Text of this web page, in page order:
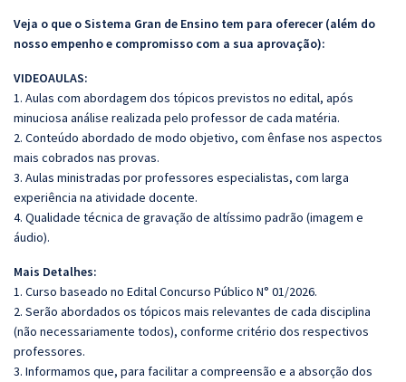
Veja o que o Sistema Gran de Ensino tem para oferecer (além do
nosso empenho e compromisso com a sua aprovação):
VIDEOAULAS:
1. Aulas com abordagem dos tópicos previstos no edital, após
minuciosa análise realizada pelo professor de cada matéria.
2. Conteúdo abordado de modo objetivo, com ênfase nos aspectos
mais cobrados nas provas.
3. Aulas ministradas por professores especialistas, com larga
experiência na atividade docente.
4. Qualidade técnica de gravação de altíssimo padrão (imagem e
áudio).
Mais Detalhes:
1. Curso baseado no Edital Concurso Público N° 01/2026.
2. Serão abordados os tópicos mais relevantes de cada disciplina
(não necessariamente todos), conforme critério dos respectivos
professores.
3. Informamos que, para facilitar a compreensão e a absorção dos